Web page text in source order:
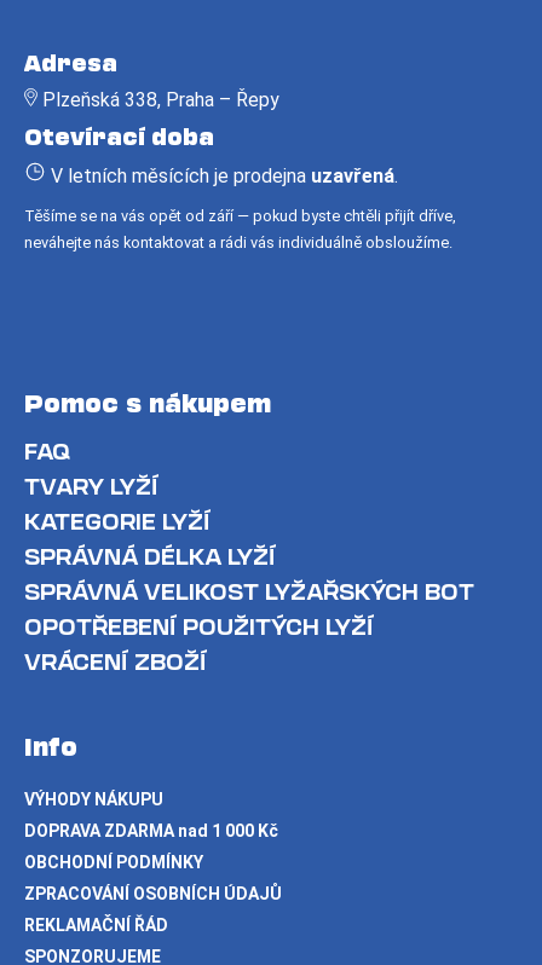
Adresa
Plzeňská 338, Praha – Řepy
Otevírací doba
V letních měsících je prodejna uzavřená.
Těšíme se na vás opět od září — pokud byste chtěli přijít dříve,
neváhejte nás kontaktovat a rádi vás individuálně obsloužíme.
Pomoc s nákupem
FAQ
TVARY LYŽÍ
KATEGORIE LYŽÍ
SPRÁVNÁ DÉLKA LYŽÍ
SPRÁVNÁ VELIKOST LYŽAŘSKÝCH BOT
OPOTŘEBENÍ POUŽITÝCH LYŽÍ
VRÁCENÍ ZBOŽÍ
Info
VÝHODY NÁKUPU
DOPRAVA ZDARMA nad 1 000 Kč
OBCHODNÍ PODMÍNKY
ZPRACOVÁNÍ OSOBNÍCH ÚDAJŮ
REKLAMAČNÍ ŘÁD
SPONZORUJEME